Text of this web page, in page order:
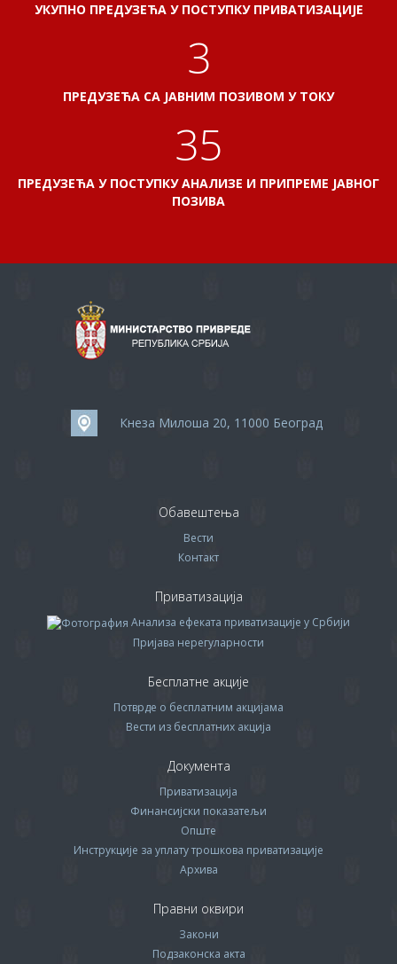
УКУПНО ПРЕДУЗЕЋА У ПОСТУПКУ ПРИВАТИЗАЦИЈЕ
3
ПРЕДУЗЕЋА СА ЈАВНИМ ПОЗИВОМ У ТОКУ
38
ПРЕДУЗЕЋА У ПОСТУПКУ АНАЛИЗЕ И ПРИПРЕМЕ ЈАВНОГ
ПОЗИВА
Кнеза Милоша 20, 11000 Београд
Обавештења
Вести
Контакт
Приватизација
Анализа ефеката приватизације у Србији
Пријава нерегуларности
Бесплатне акције
Потврде о бесплатним акцијама
Вести из бесплатних акција
Документа
Приватизација
Финансијски показатељи
Опште
Инструкције за уплату трошкова приватизације
Архива
Правни оквири
Закони
Подзаконска акта